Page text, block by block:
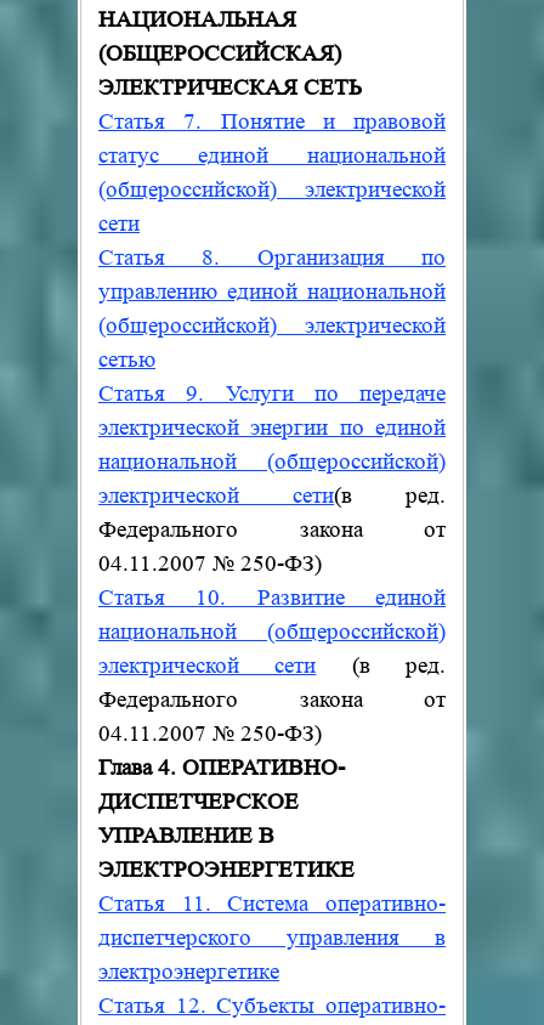
НАЦИОНАЛЬНАЯ
(ОБЩЕРОССИЙСКАЯ)
ЭЛЕКТРИЧЕСКАЯ СЕТЬ
Статья 7. Понятие и правовой
статус единой национальной
(общероссийской) электрической
сети
Статья 8. Организация по
управлению единой национальной
(общероссийской) электрической
сетью
Статья 9. Услуги по передаче
электрической энергии по единой
национальной (общероссийской)
электрической сети(в ред.
Федерального закона от
04.11.2007 № 250-ФЗ)
Статья 10. Развитие единой
национальной (общероссийской)
электрической сети
(в ред.
Федерального закона от
04.11.2007 № 250-ФЗ)
Глава 4. ОПЕРАТИВНО-
ДИСПЕТЧЕРСКОЕ
УПРАВЛЕНИЕ В
ЭЛЕКТРОЭНЕРГЕТИКЕ
Статья 11. Система оперативно-
диспетчерского управления в
электроэнергетике
Статья 12. Субъекты оперативно-